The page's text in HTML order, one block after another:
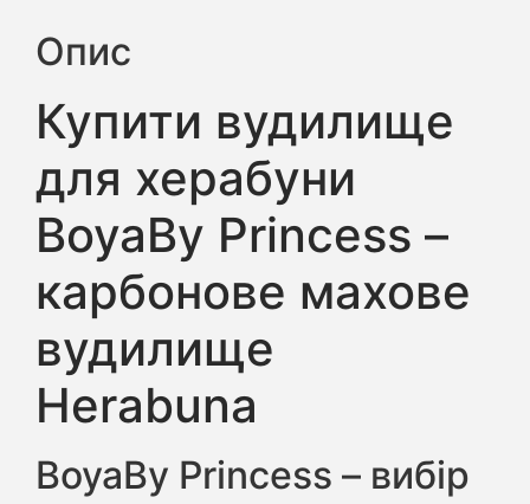
Опис
Купити вудилище
для херабуни
BoyaBy Princess –
карбонове махове
вудилище
Herabuna
BoyaBy Princess – вибір